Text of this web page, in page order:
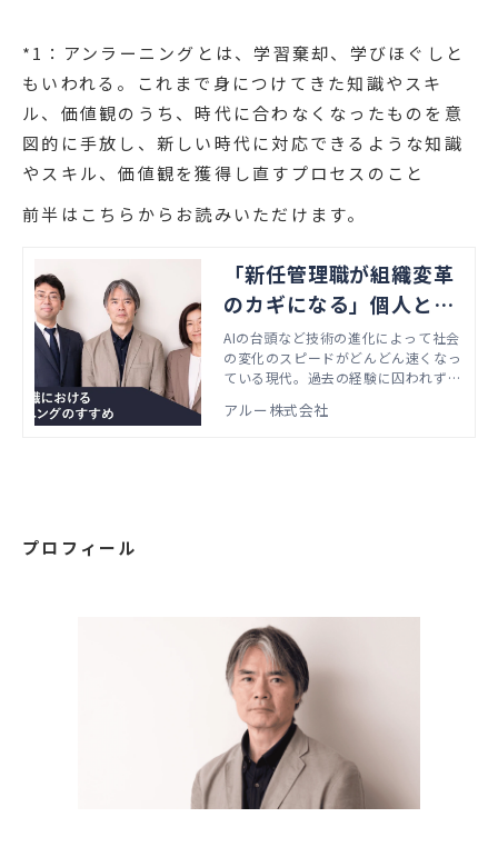
*1：アンラーニングとは、学習棄却、学びほぐしと
もいわれる。これまで身につけてきた知識やスキ
ル、価値観のうち、時代に合わなくなったものを意
図的に手放し、新しい時代に対応できるような知識
やスキル、価値観を獲得し直すプロセスのこと
前半はこちらからお読みいただけます。
「新任管理職が組織変革
のカギになる」個人と組
織におけるアンラーニン
グのすすめ
AIの台頭など技術の進化によって社会
の変化のスピードがどんどん速くなっ
ている現代。過去の経験に囚われず、
段として「アンラーニング*1」に注目
に取組んでいく上で重要なポイントや
具体的な手順についてお話をうかがい
ました。
アルー株式会社
プロフィール